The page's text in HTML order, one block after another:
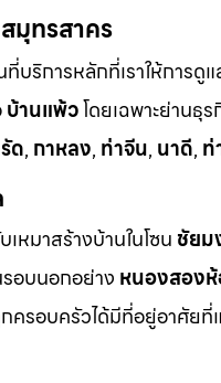
มุทรสาคร
บริการหลักที่เราให้การ
บ้านแพ้วโดยเฉพาะย่านธุ
ด, กาหลง, ท่าจีน, นาดี, ท่
หมาสร้างบ้านในโซน ชัยม
อบนอกอย่าง หนองสอง
ครอบครัวได้มีที่อยู่อาศัย